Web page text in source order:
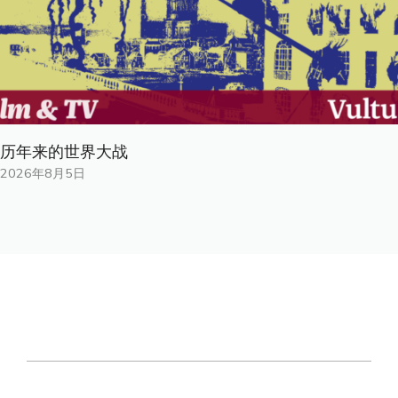
历年来的世界大战
2026年8月5日